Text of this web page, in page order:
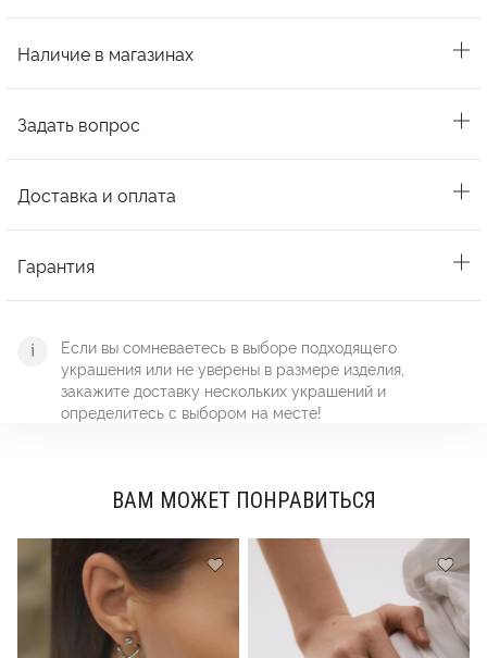
Наличие в магазинах
Задать вопрос
Доставка и оплата
Гарантия
Если вы сомневаетесь в выборе подходящего
украшения или не уверены в размере изделия,
закажите доставку нескольких украшений и
определитесь с выбором на месте!
ВАМ МОЖЕТ ПОНРАВИТЬСЯ